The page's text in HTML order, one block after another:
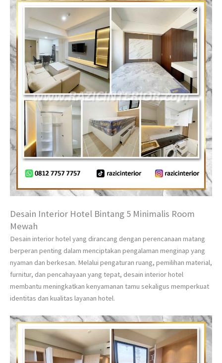
Desain Interior Hotel Bintang 5 Minimalis Room
Mewah
Desain interior hotel yang dirancang dengan perencanaan matang
berperan penting dalam menciptakan pengalaman menginap yang
nyaman dan berkesan. Melalui pengaturan ruang, pemilihan material,
furnitur, dan pencahayaan yang tepat, desain interior hotel
membantu meningkatkan kenyamanan tamu sekaligus memperkuat
identitas dan kualitas layanan hotel.